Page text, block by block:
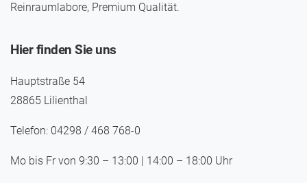
Reinraumlabore, Premium Qualität.
Hier finden Sie uns
Hauptstraße 54
28865 Lilienthal
Telefon: 04298 / 468 768-0
Mo bis Fr von 9:30 – 13:00 | 14:00 – 18:00 Uhr